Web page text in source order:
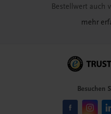
Bestellwert auch
mehr
Besuchen